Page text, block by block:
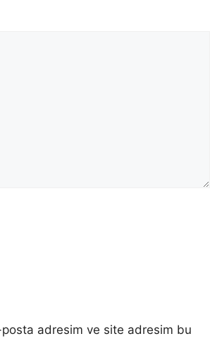
posta adresim ve site adresim bu